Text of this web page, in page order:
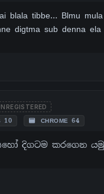
blala tibbe… Blmu
digtma sub denna ela
10 CHROME 64
දිගටම කරගෙන යමු